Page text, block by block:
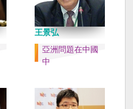
王景弘
亞洲問題在中國
中